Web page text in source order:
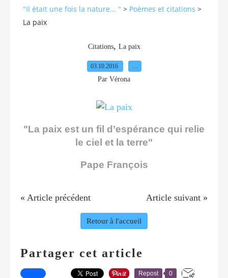
"Il était une fois la nature... " > Poèmes et citations >
La paix
Citations, La paix
03.10.2016
Par Vérona
"La paix est un fil d’espérance qui relie
le ciel et la terre"
Pape François
« Article précédent Article suivant »
Retour à l'accueil
Partager cet article
Repost 0